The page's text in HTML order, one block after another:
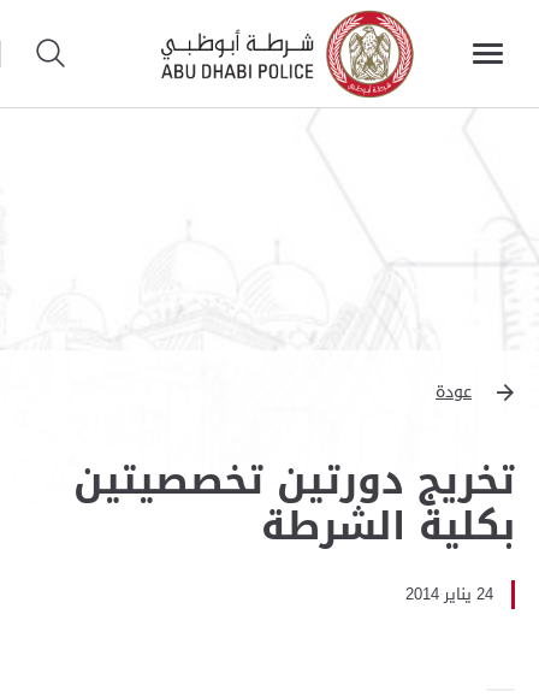
عودة
تخريج دورتين تخصصيتين
بكلية الشرطة
24 يناير 2014